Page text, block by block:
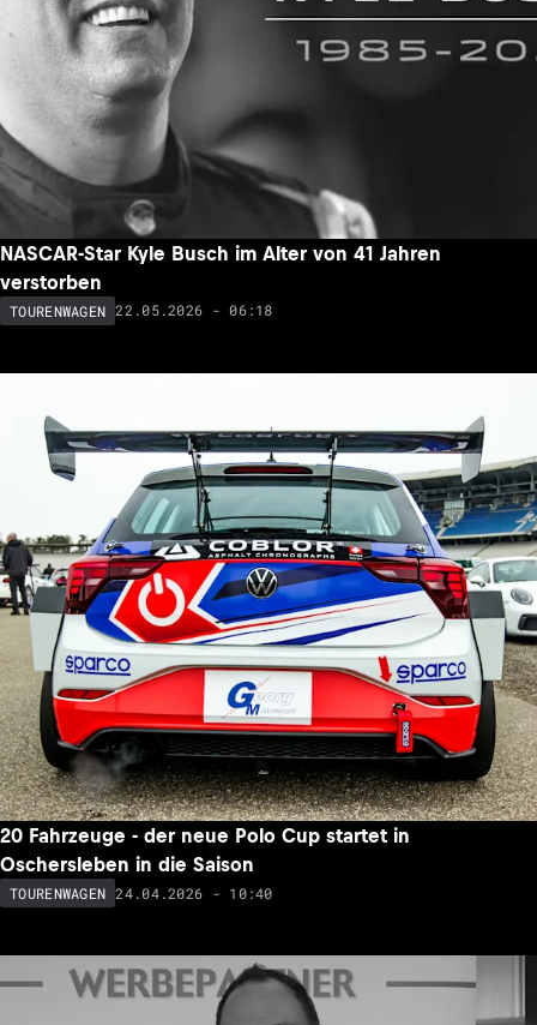
NASCAR-Star Kyle Busch im Alter von 41 Jahren
verstorben
TOURENWAGEN 22.05.2026 - 06:18
20 Fahrzeuge - der neue Polo Cup startet in
Oschersleben in die Saison
TOURENWAGEN 24.04.2026 - 10:40